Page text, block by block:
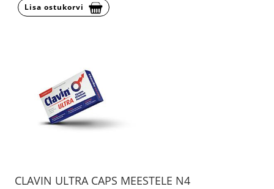
Lisa ostukorvi
CLAVIN ULTRA CAPS MEESTELE N4